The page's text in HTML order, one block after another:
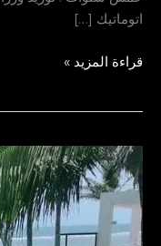
اتوماتيك […]
قراءة المزيد »
عشب
صناعي
في
الجُبيل